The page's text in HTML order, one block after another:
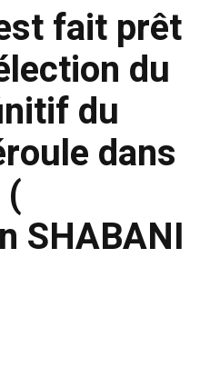
fait prêt
du
du
dans
SHABANI